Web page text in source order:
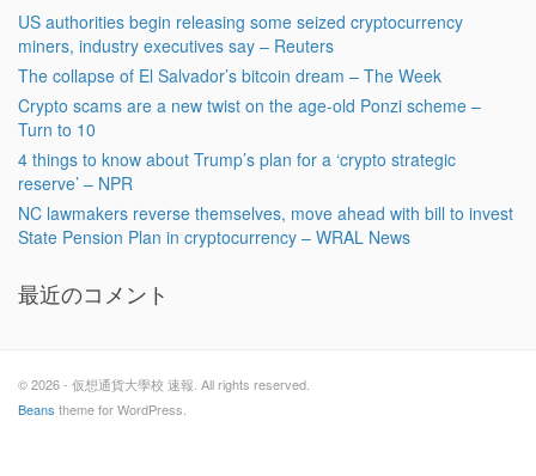
US authorities begin releasing some seized cryptocurrency
miners, industry executives say – Reuters
The collapse of El Salvador’s bitcoin dream – The Week
Crypto scams are a new twist on the age-old Ponzi scheme –
Turn to 10
4 things to know about Trump’s plan for a ‘crypto strategic
reserve’ – NPR
NC lawmakers reverse themselves, move ahead with bill to invest
State Pension Plan in cryptocurrency – WRAL News
最近のコメント
© 2026 - 仮想通貨大學校 速報. All rights reserved.
Beans theme for WordPress.